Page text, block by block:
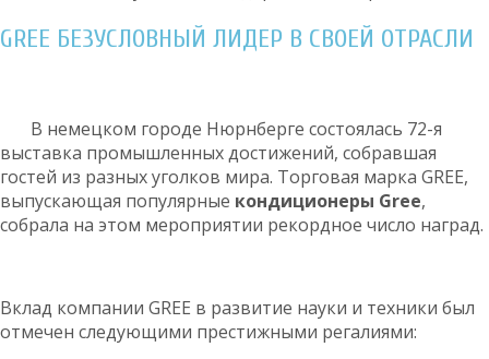
GREE БЕЗУСЛОВНЫЙ ЛИДЕР В СВОЕЙ ОТРАСЛИ
В немецком городе Нюрнберге состоялась 72-я
выставка промышленных достижений, собравшая
гостей из разных уголков мира. Торговая марка GREE,
выпускающая популярные кондиционеры Gree,
собрала на этом мероприятии рекордное число наград.
Вклад компании GREE в развитие науки и техники был
отмечен следующими престижными регалиями: